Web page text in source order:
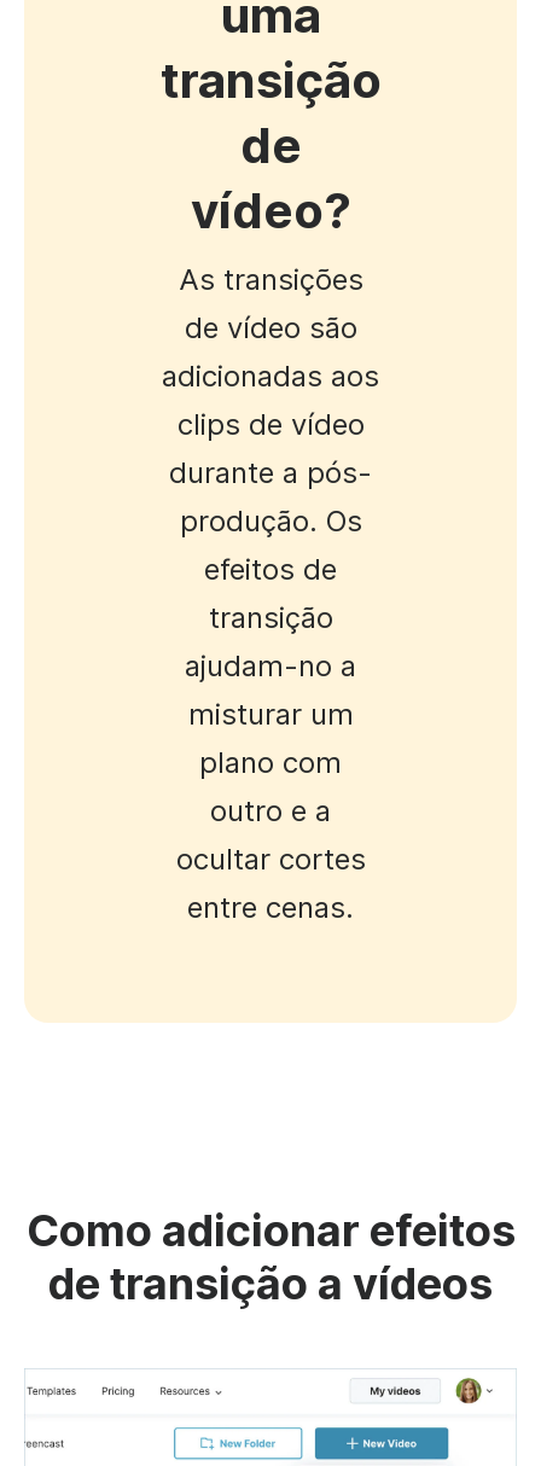
uma
transição
de
vídeo?
As transições
de vídeo são
adicionadas aos
clips de vídeo
durante a pós-
produção. Os
efeitos de
transição
ajudam-no a
misturar um
plano com
outro e a
ocultar cortes
entre cenas.
Como adicionar efeitos
de transição a vídeos